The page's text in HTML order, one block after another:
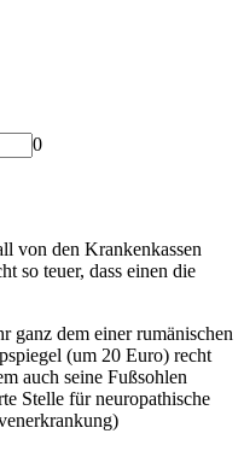
0
von den Krankenkassen
so teuer, dass einen die
ganz dem einer rumänischen
(um 20 Euro) recht
auch seine Fußsohlen
Stelle für neuropathische